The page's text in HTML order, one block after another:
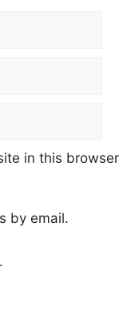
in this browser
by email.